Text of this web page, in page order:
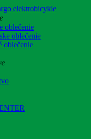
elektrobicykle
oblečenie
oblečenie
oblečenie